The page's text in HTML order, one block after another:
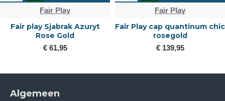
Fair Play
Fair play Sjabrak Azuryt
Rose Gold
€ 61,95
Fair Play
Fair Play cap quantinum chic
rosegold
€ 139,95
Algemeen